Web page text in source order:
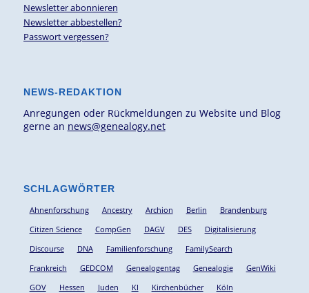
Newsletter abonnieren
Newsletter abbestellen?
Passwort vergessen?
NEWS-REDAKTION
Anregungen oder Rückmeldungen zu Website und Blog
gerne an news@genealogy.net
SCHLAGWÖRTER
Ahnenforschung Ancestry Archion Berlin
Brandenburg
Citizen Science
CompGen DAGV DES
Digitalisierung
Discourse
DNA Familienforschung
FamilySearch
Frankreich
GEDCOM Genealogentag Genealogie
GenWiki
GOV
Hessen Juden KI Kirchenbücher
Köln